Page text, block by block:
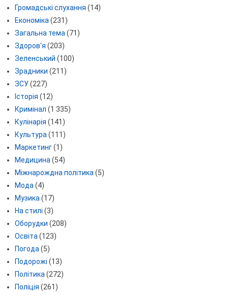
Громадські слухання (14)
Економіка (231)
Загальна тема (71)
Здоров'я (203)
Зеленський (100)
Зрадники (211)
ЗСУ(227)
Історія (12)
Кримінал (1 335)
Кулінарія (141)
Культура (111)
Маркетинг(1)
Медицина (54)
Міжнарождна політика (5)
Мода (4)
Музика (17)
На стилі (3)
Оборудки (208)
Освіта (123)
Погода (5)
Подорожі (13)
Політика (272)
Поліція (261)